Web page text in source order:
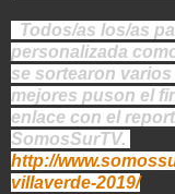
Todos/as los/as
personalizada
se sortearon
mejores puson el
enlace con el
SomosSurTV.
http://
villaverde-2019/